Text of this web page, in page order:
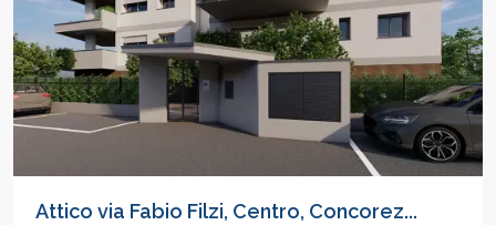
Attico via Fabio Filzi, Centro, Concorez...